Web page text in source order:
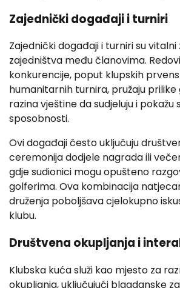
Zajednički događaji i turniri
Zajednički događaji i turniri su vitalni
zajedništva među članovima.
konkurencije, poput klupskih
humanitarnih turnira, pružaju
razina vještine da sudjeluju i pokažu
sposobnosti.
Ovi događaji često uključuju
ceremonija dodjele nagrada ili
gdje sudionici mogu opušteno
golferima. Ova kombinacija
druženja poboljšava cjelokupno
klubu.
Društvena okupljanja i
Klubska kuća služi kao mjesto za
okupljanja, uključujući blagdanske